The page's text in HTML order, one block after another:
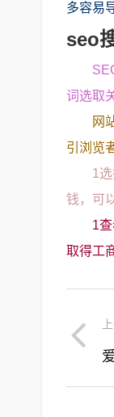
多容易
seo
词选取
网
引浏览
1
钱，可
1
取得工